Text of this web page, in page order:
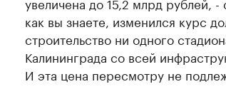
как вы знаете, изменился курс
строительство ни одного
Калининграда со всей
И эта цена пересмотру не